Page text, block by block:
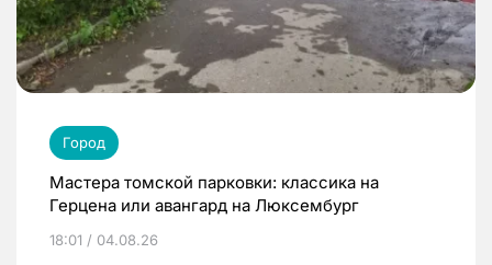
Город
Мастера томской парковки: классика на
Герцена или авангард на Люксембург
18:01 / 04.08.26